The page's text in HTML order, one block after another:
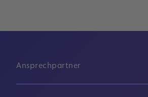
Ansprechpartner